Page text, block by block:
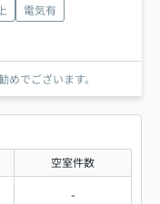
電気有
でございます。
空室件数
-